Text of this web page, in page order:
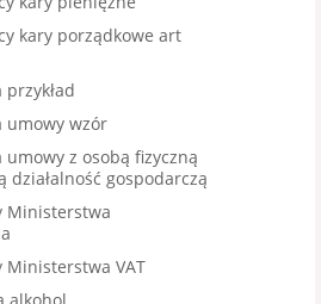
kary porządkowe art
umowy wzór
umowy z osobą fizyczną
działalność gospodarczą
Ministerstwa
Ministerstwa VAT